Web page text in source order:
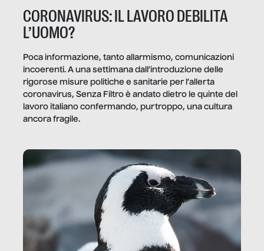
CORONAVIRUS: IL LAVORO DEBILITA
L’UOMO?
Poca informazione, tanto allarmismo, comunicazioni
incoerenti. A una settimana dall’introduzione delle
rigorose misure politiche e sanitarie per l’allerta
coronavirus, Senza Filtro è andato dietro le quinte del
lavoro italiano confermando, purtroppo, una cultura
ancora fragile.